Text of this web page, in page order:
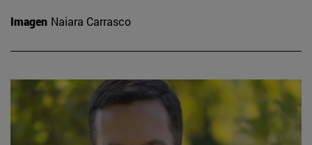
Imagen Naiara Carrasco